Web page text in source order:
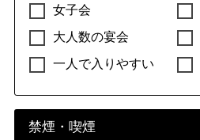
女子会
大人数の宴会
一人で入りやすい
禁煙・喫煙